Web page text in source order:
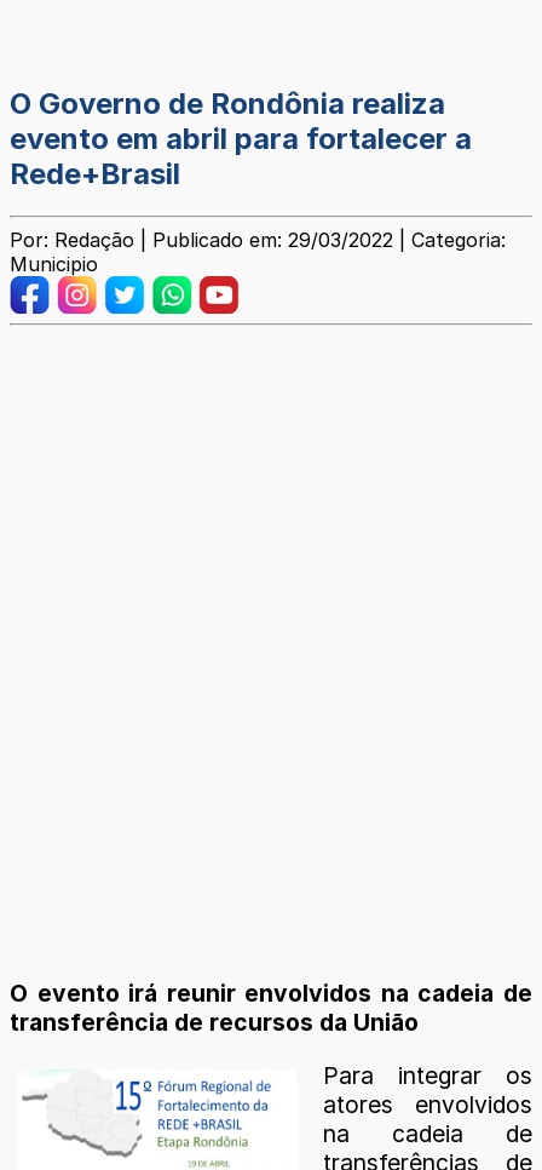
O Governo de Rondônia realiza
evento em abril para fortalecer a
Rede+Brasil
Por: Redação | Publicado em: 29/03/2022 | Categoria:
Municipio
O evento irá reunir envolvidos na cadeia de
transferência de recursos da União
Para integrar os
atores envolvidos
na cadeia de
transferências de